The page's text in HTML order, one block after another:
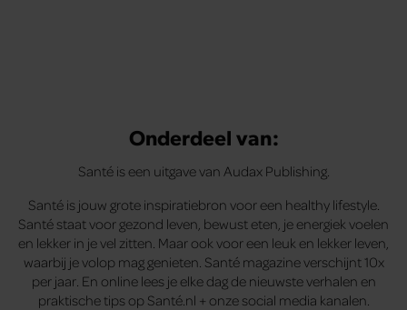
Onderdeel van:
Santé is een uitgave van Audax Publishing.
Santé is jouw grote inspiratiebron voor een healthy lifestyle.
Santé staat voor gezond leven, bewust eten, je energiek voelen
en lekker in je vel zitten. Maar ook voor een leuk en lekker leven,
waarbij je volop mag genieten. Santé magazine verschijnt 10x
per jaar. En online lees je elke dag de nieuwste verhalen en
praktische tips op Santé.nl + onze social media kanalen.